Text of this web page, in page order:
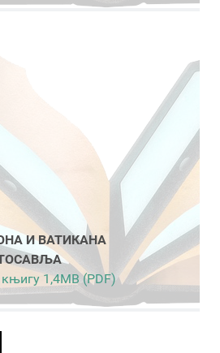
И ВАТИКАНА
1,4MB (PDF)